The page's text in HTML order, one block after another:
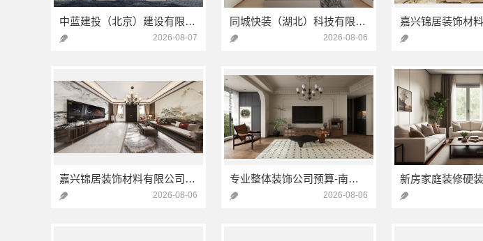
中蓝建投（北京）建设有限公司武功分公司-西咸新区全包报价
2026-08-07
同城快装（湖北）科技有限公司：湖北全包日式原木风快速装修
2026-08-06
嘉兴锦居装饰材料有限公司：秀洲区家装推荐新房
2026-08-06
专业整体装饰公司预算-南通宏域全宅装饰建材有限公司
2026-08-06